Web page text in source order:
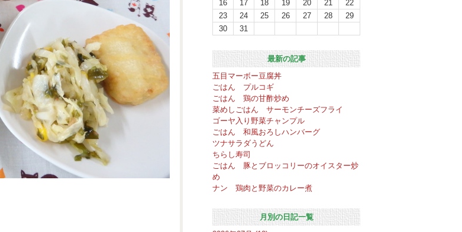
16
17 18 19 20 21
22
23
24 25 26 27 28
29
30
31
最新の記事
五目マーボー豆腐丼
ごはん プルコギ
ごはん 鶏の甘酢炒め
菜めしごはん サーモンチーズフライ
ゴーヤ入り野菜チャンプル
ごはん 和風おろしハンバーグ
ツナサラダうどん
ちらし寿司
ごはん 豚とブロッコリーのオイスター炒
め
ナン 鶏肉と野菜のカレー煮
月別の日記一覧